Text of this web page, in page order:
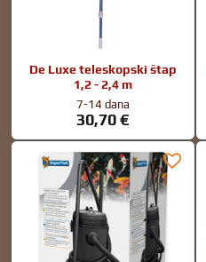
De Luxe teleskopski štap
1,2 - 2,4 m
7-14 dana
30,70 €